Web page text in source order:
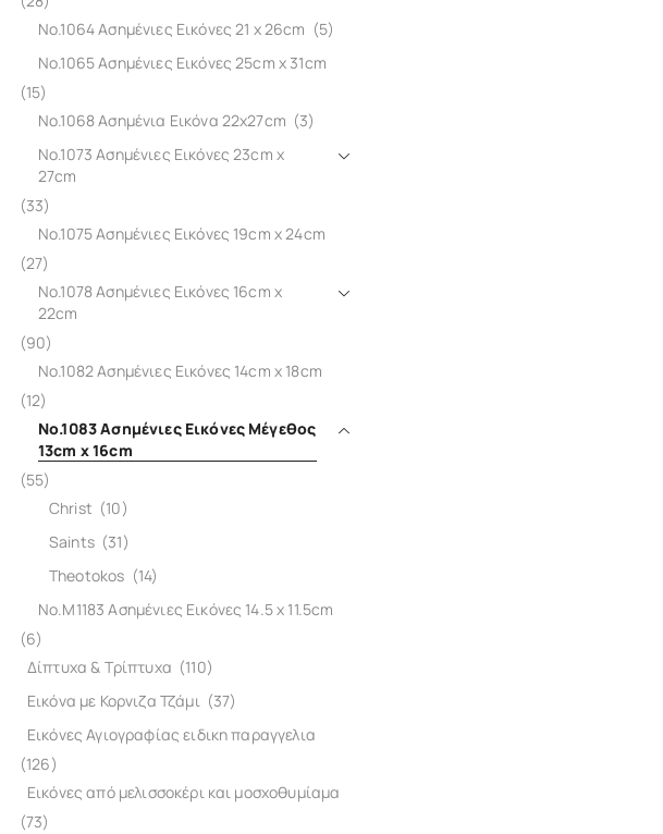
No.1064 Ασημένιες Εικόνες 21 x 26cm (5)
No.1065 Ασημένιες Εικόνες 25cm x 31cm
(15)
No.1068 Ασημένια Εικόνα 22x27cm (3)
No.1073 Ασημένιες Εικόνες 23cm x
27cm
(33)
No.1075 Ασημένιες Εικόνες 19cm x 24cm
(27)
No.1078 Ασημένιες Εικόνες 16cm x
22cm
(90)
No.1082 Ασημένιες Εικόνες 14cm x 18cm
(12)
No.1083 Ασημένιες Εικόνες Μέγεθος
13cm x 16cm
(55)
Christ (10)
Saints (31)
Theotokos (14)
No.M1183 Ασημένιες Εικόνες 14.5 x 11.5cm
(6)
Δίπτυχα & Τρίπτυχα (110)
Εικόνα με Κορνιζα Τζάμι (37)
Εικόνες Αγιογραφίας ειδικη παραγγελια
(126)
Εικόνες από μελισσοκέρι και μοσχοθυμίαμα
(73)